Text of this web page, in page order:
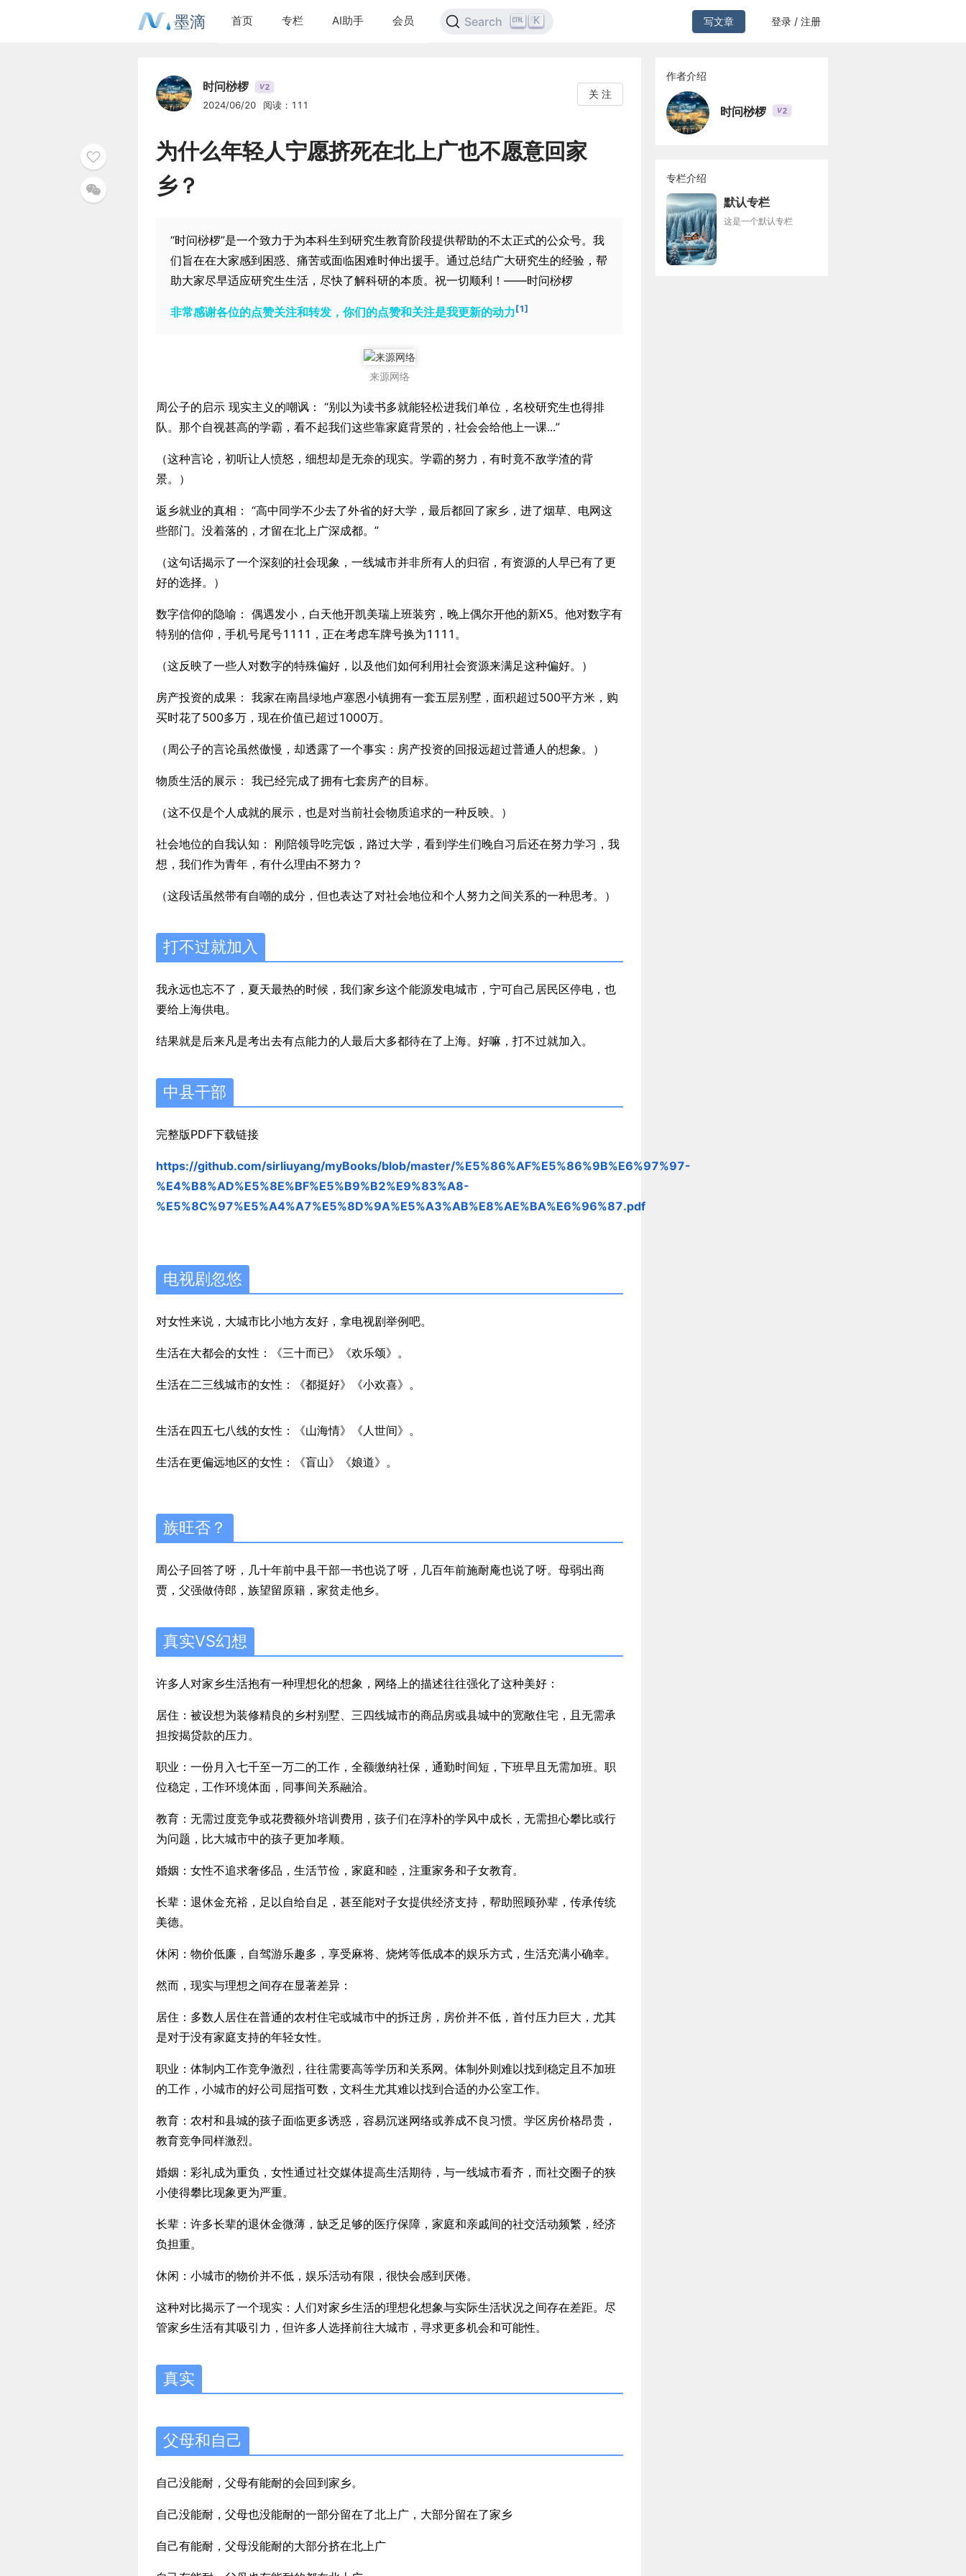
墨滴 首页 专栏 AI助手 会员 Search K 写文章 登录 / 注册
时问桫椤 V2
2024/06/20 阅读：111
关 注
为什么年轻人宁愿挤死在北上广也不愿意回家
乡？
“时问桫椤”是一个致力于为本科生到研究生教育阶段提供帮助的不太正式的公众号。我
们旨在在大家感到困惑、痛苦或面临困难时伸出援手。通过总结广大研究生的经验，帮
助大家尽早适应研究生生活，尽快了解科研的本质。祝一切顺利！——时问桫椤
非常感谢各位的点赞关注和转发，你们的点赞和关注是我更新的动力[1]
来源网络
周公子的启示 现实主义的嘲讽： “别以为读书多就能轻松进我们单位，名校研究生也得排
队。那个自视甚高的学霸，看不起我们这些靠家庭背景的，社会会给他上一课...”
（这种言论，初听让人愤怒，细想却是无奈的现实。学霸的努力，有时竟不敌学渣的背
景。）
返乡就业的真相： “高中同学不少去了外省的好大学，最后都回了家乡，进了烟草、电网这
些部门。没着落的，才留在北上广深成都。”
（这句话揭示了一个深刻的社会现象，一线城市并非所有人的归宿，有资源的人早已有了更
好的选择。）
数字信仰的隐喻： 偶遇发小，白天他开凯美瑞上班装穷，晚上偶尔开他的新X5。他对数字有
特别的信仰，手机号尾号1111，正在考虑车牌号换为1111。
（这反映了一些人对数字的特殊偏好，以及他们如何利用社会资源来满足这种偏好。）
房产投资的成果： 我家在南昌绿地卢塞恩小镇拥有一套五层别墅，面积超过500平方米，购
买时花了500多万，现在价值已超过1000万。
（周公子的言论虽然傲慢，却透露了一个事实：房产投资的回报远超过普通人的想象。）
物质生活的展示： 我已经完成了拥有七套房产的目标。
（这不仅是个人成就的展示，也是对当前社会物质追求的一种反映。）
社会地位的自我认知： 刚陪领导吃完饭，路过大学，看到学生们晚自习后还在努力学习，我
想，我们作为青年，有什么理由不努力？
（这段话虽然带有自嘲的成分，但也表达了对社会地位和个人努力之间关系的一种思考。）
打不过就加入
我永远也忘不了，夏天最热的时候，我们家乡这个能源发电城市，宁可自己居民区停电，也
要给上海供电。
结果就是后来凡是考出去有点能力的人最后大多都待在了上海。好嘛，打不过就加入。
中县干部
完整版PDF下载链接
https://github.com/sirliuyang/myBooks/blob/master/%E5%86%AF%E5%86%9B%E6%97%97-
%E4%B8%AD%E5%8E%BF%E5%B9%B2%E9%83%A8-
%E5%8C%97%E5%A4%A7%E5%8D%9A%E5%A3%AB%E8%AE%BA%E6%96%87.pdf
电视剧忽悠
对女性来说，大城市比小地方友好，拿电视剧举例吧。
生活在大都会的女性：《三十而已》《欢乐颂》。
生活在二三线城市的女性：《都挺好》《小欢喜》。
生活在四五七八线的女性：《山海情》《人世间》。
生活在更偏远地区的女性：《盲山》《娘道》。
族旺否？
周公子回答了呀，几十年前中县干部一书也说了呀，几百年前施耐庵也说了呀。母弱出商
贾，父强做侍郎，族望留原籍，家贫走他乡。
真实VS幻想
许多人对家乡生活抱有一种理想化的想象，网络上的描述往往强化了这种美好：
居住：被设想为装修精良的乡村别墅、三四线城市的商品房或县城中的宽敞住宅，且无需承
担按揭贷款的压力。
职业：一份月入七千至一万二的工作，全额缴纳社保，通勤时间短，下班早且无需加班。职
位稳定，工作环境体面，同事间关系融洽。
教育：无需过度竞争或花费额外培训费用，孩子们在淳朴的学风中成长，无需担心攀比或行
为问题，比大城市中的孩子更加孝顺。
婚姻：女性不追求奢侈品，生活节俭，家庭和睦，注重家务和子女教育。
长辈：退休金充裕，足以自给自足，甚至能对子女提供经济支持，帮助照顾孙辈，传承传统
美德。
休闲：物价低廉，自驾游乐趣多，享受麻将、烧烤等低成本的娱乐方式，生活充满小确幸。
然而，现实与理想之间存在显著差异：
居住：多数人居住在普通的农村住宅或城市中的拆迁房，房价并不低，首付压力巨大，尤其
是对于没有家庭支持的年轻女性。
职业：体制内工作竞争激烈，往往需要高等学历和关系网。体制外则难以找到稳定且不加班
的工作，小城市的好公司屈指可数，文科生尤其难以找到合适的办公室工作。
教育：农村和县城的孩子面临更多诱惑，容易沉迷网络或养成不良习惯。学区房价格昂贵，
教育竞争同样激烈。
婚姻：彩礼成为重负，女性通过社交媒体提高生活期待，与一线城市看齐，而社交圈子的狭
小使得攀比现象更为严重。
长辈：许多长辈的退休金微薄，缺乏足够的医疗保障，家庭和亲戚间的社交活动频繁，经济
负担重。
休闲：小城市的物价并不低，娱乐活动有限，很快会感到厌倦。
这种对比揭示了一个现实：人们对家乡生活的理想化想象与实际生活状况之间存在差距。尽
管家乡生活有其吸引力，但许多人选择前往大城市，寻求更多机会和可能性。
真实
父母和自己
自己没能耐，父母有能耐的会回到家乡。
自己没能耐，父母也没能耐的一部分留在了北上广，大部分留在了家乡
自己有能耐，父母没能耐的大部分挤在北上广
作者介绍
时问桫椤 V2
专栏介绍
默认专栏
这是一个默认专栏